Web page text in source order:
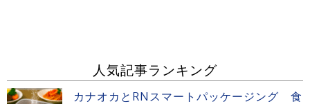
人気記事ランキング
カナオカとRNスマートパッケージング 食